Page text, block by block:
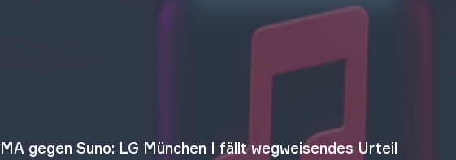
gegen Suno: LG München I fällt wegweisendes Urteil